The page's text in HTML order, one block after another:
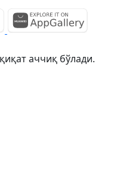
аччиқ бўлади.